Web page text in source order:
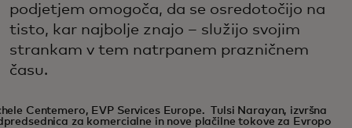
podjetjem omogoča, da se osredotočijo na
tisto, kar najbolje znajo – služijo svojim
strankam v tem natrpanem prazničnem
času.
Centemero, EVP Services Europe. Tulsi Narayan, izvršna
za komercialne in nove plačilne tokove za Evropo